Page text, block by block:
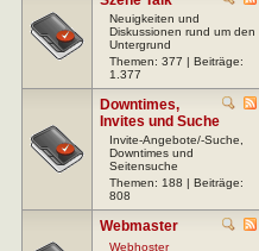
Neuigkeiten und
Diskussionen rund um den
Untergrund
Themen: 377 | Beiträge:
1.377
Downtimes,
Invites und Suche
Invite-Angebote/-Suche,
Downtimes und
Seitensuche
Themen: 188 | Beiträge:
808
Webmaster
Webhoster